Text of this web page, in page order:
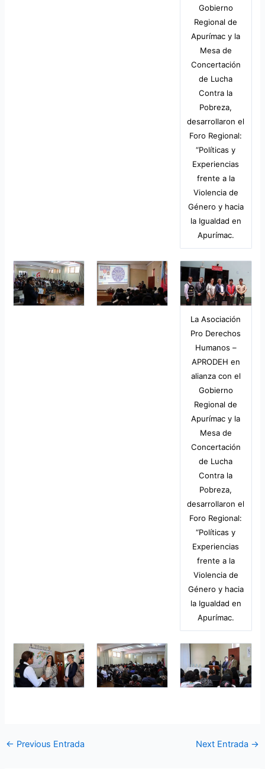
Gobierno
Regional de
Apurímac y la
Mesa de
Concertación
de Lucha
Contra la
Pobreza,
desarrollaron el
Foro Regional:
“Políticas y
Experiencias
frente a la
Violencia de
Género y hacia
la Igualdad en
Apurímac.
La Asociación
Pro Derechos
Humanos –
APRODEH en
alianza con el
Gobierno
Regional de
Apurímac y la
Mesa de
Concertación
de Lucha
Contra la
Pobreza,
desarrollaron el
Foro Regional:
“Políticas y
Experiencias
frente a la
Violencia de
Género y hacia
la Igualdad en
Apurímac.
← Previous Entrada Next Entrada →